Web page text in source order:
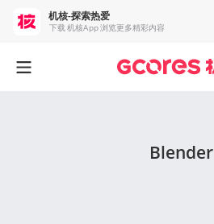
Blender
机核-探索热爱
下载 机核App 浏览更多精彩内容